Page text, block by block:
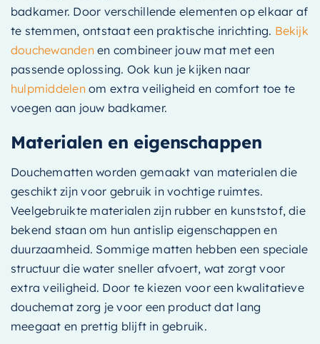
badkamer. Door verschillende elementen op elkaar af
te stemmen, ontstaat een praktische inrichting. Bekijk
douchewanden en combineer jouw mat met een
passende oplossing. Ook kun je kijken naar
hulpmiddelen om extra veiligheid en comfort toe te
voegen aan jouw badkamer.
Materialen en eigenschappen
Douchematten worden gemaakt van materialen die
geschikt zijn voor gebruik in vochtige ruimtes.
Veelgebruikte materialen zijn rubber en kunststof, die
bekend staan om hun antislip eigenschappen en
duurzaamheid. Sommige matten hebben een speciale
structuur die water sneller afvoert, wat zorgt voor
extra veiligheid. Door te kiezen voor een kwalitatieve
douchemat zorg je voor een product dat lang
meegaat en prettig blijft in gebruik.